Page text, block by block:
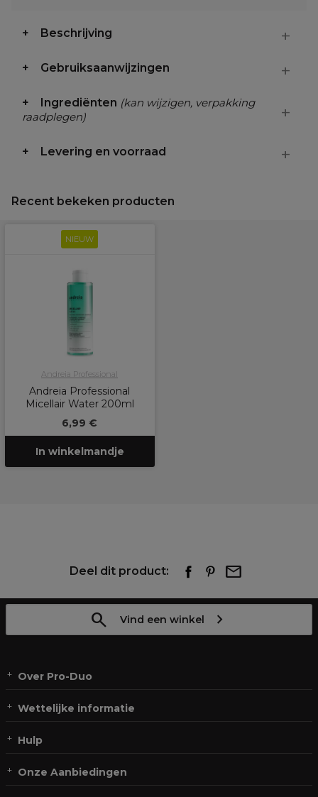
Beschrijving
Gebruiksaanwijzingen
Ingrediënten (kan wijzigen, verpakking
raadplegen)
Levering en voorraad
Recent bekeken producten
NIEUW
Andreia Professional
Andreia Professional
Micellair Water 200ml
6,99 €
In winkelmandje
Deel dit product:
Vind een winkel
Over Pro-Duo
Wettelijke informatie
Hulp
Onze Aanbiedingen